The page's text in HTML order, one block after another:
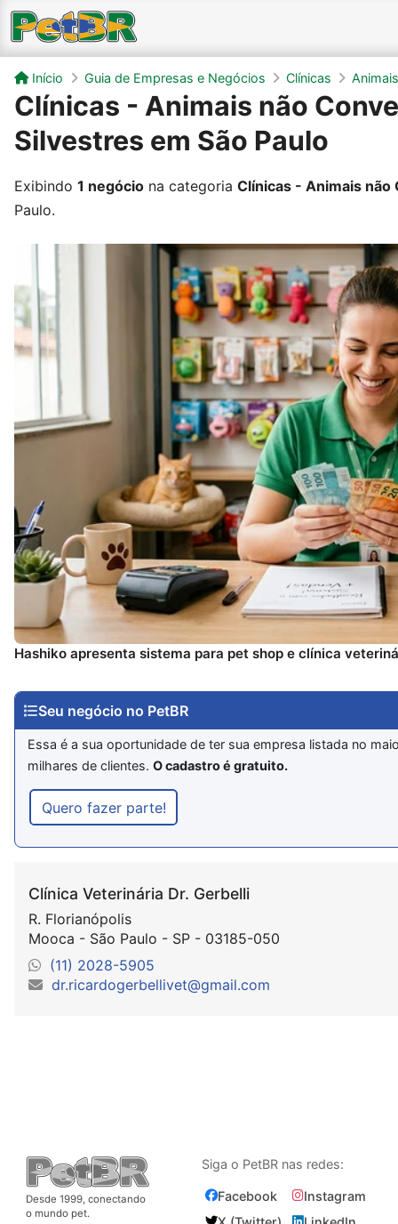
Início Guia de Empresas e Negócios Clínicas
Clínicas - Animais não
Silvestres em São Paulo
Exibindo 1 negócio na categoria Clínicas - Animais não
Paulo.
Hashiko apresenta sistema para pet shop e clínica
Seu negócio no PetBR
Essa é a sua oportunidade de ter sua empresa listada no
milhares de clientes.O cadastro é gratuito.
Quero fazer parte!
Clínica Veterinária Dr. Gerbelli
R. Florianópolis
Mooca - São Paulo - SP - 03185-050
(11) 2028-5905
dr.ricardogerbellivet@gmail.com
Desde 1999, conectando
o mundo pet.
Siga o PetBR nas redes:
Facebook
Instagram